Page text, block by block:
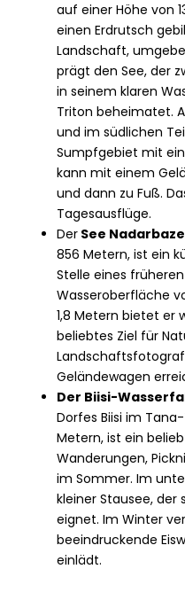
auf einer Höhe von
einen Erdrutsch
Landschaft,
prägt den See, der
in seinem klaren
Triton beheimatet.
und im südlichen
Sumpfgebiet mit
kann mit einem
und dann zu Fuß.
Tagesausflüge.
Der See
856 Metern, ist ein
Stelle eines
Wasseroberfläche
1,8 Metern bietet er
beliebtes Ziel für
Geländewagen
Der Biisi-
Dorfes Biisi im
Metern, ist ein
Wanderungen,
im Sommer. Im
kleiner Stausee,
eignet. Im Winter
beeindruckende
einlädt.